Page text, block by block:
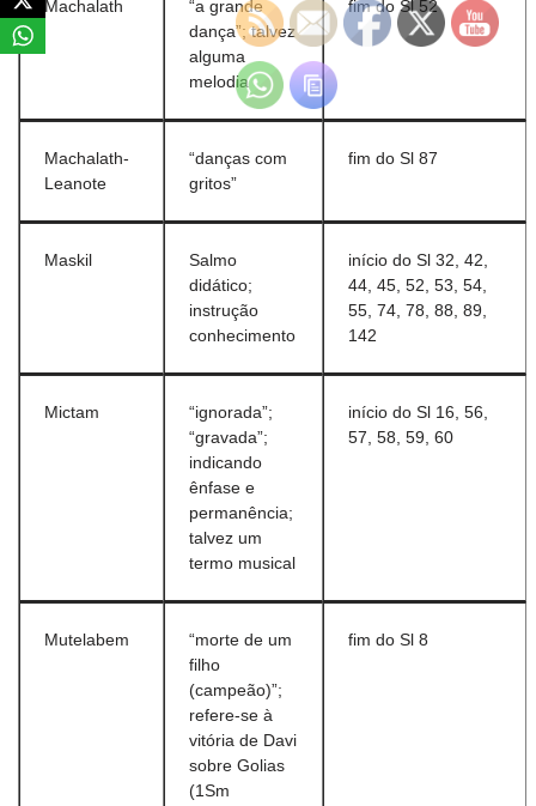
Machalath
“a grande
dança”; talvez
alguma
melodia
fim do Sl 52
Machalath-
Leanote
“danças com
gritos”
fim do Sl 87
Maskil
Salmo
didático;
instrução
conhecimento
início do Sl 32, 42,
44, 45, 52, 53, 54,
55, 74, 78, 88, 89,
142
Mictam
“ignorada”;
“gravada”;
indicando
ênfase e
permanência;
talvez um
termo musical
início do Sl 16, 56,
57, 58, 59, 60
Mutelabem
“morte de um
filho
(campeão)”;
refere-se à
vitória de Davi
sobre Golias
(1Sm
fim do Sl 8